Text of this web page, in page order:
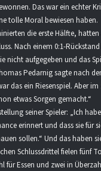
Das war ein echter
tolle Moral bewiesen haben.
die erste Hälfte, hatten
Nach einem 0:1-
nicht aufgegeben und das
Pedarnig sagte nach
das ein Riesenspiel. Aber im
etwas Sorgen gemacht.“
seiner Spieler: „Ich
erinnert und dass sie für
sollen.“ Und das haben
Schlussdrittel fielen fünf
für Essen und zwei in